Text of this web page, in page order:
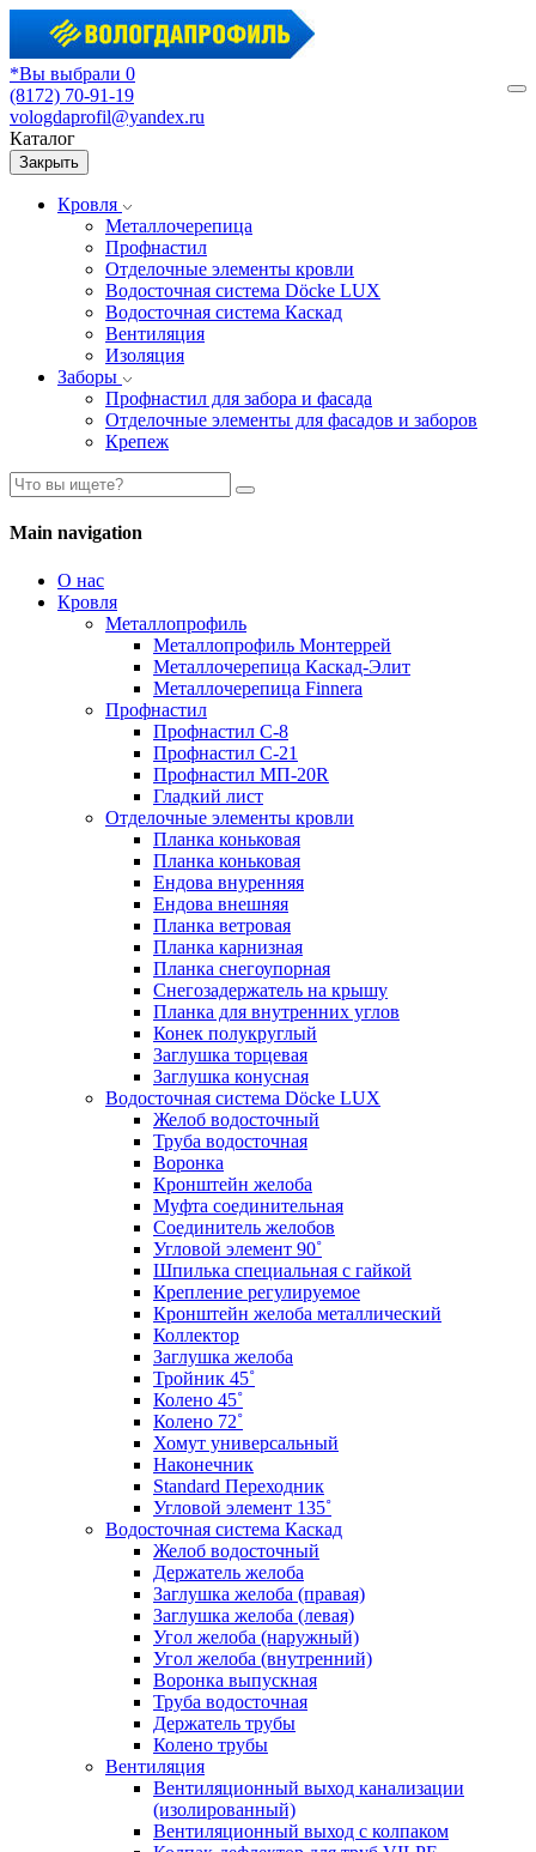
*Вы выбрали 0
(8172) 70-91-19
vologdaprofil@yandex.ru
Каталог
Закрыть
Кровля
Металлочерепица
Профнастил
Отделочные элементы кровли
Водосточная система Döcke LUX
Водосточная система Каскад
Вентиляция
Изоляция
Заборы
Профнастил для забора и фасада
Отделочные элементы для фасадов и заборов
Крепеж
Main navigation
О нас
Кровля
Металлопрофиль
Металлопрофиль Монтеррей
Металлочерепица Каскад-Элит
Металлочерепица Finnera
Профнастил
Профнастил С-8
Профнастил С-21
Профнастил МП-20R
Гладкий лист
Отделочные элементы кровли
Планка коньковая
Планка коньковая
Ендова внуренняя
Ендова внешняя
Планка ветровая
Планка карнизная
Планка снегоупорная
Снегозадержатель на крышу
Планка для внутренних углов
Конек полукруглый
Заглушка торцевая
Заглушка конусная
Водосточная система Döcke LUX
Желоб водосточный
Труба водосточная
Воронка
Кронштейн желоба
Муфта соединительная
Соединитель желобов
Угловой элемент 90˚
Шпилька специальная с гайкой
Крепление регулируемое
Кронштейн желоба металлический
Коллектор
Заглушка желоба
Тройник 45˚
Колено 45˚
Колено 72˚
Хомут универсальный
Наконечник
Standard Переходник
Угловой элемент 135˚
Водосточная система Каскад
Желоб водосточный
Держатель желоба
Заглушка желоба (правая)
Заглушка желоба (левая)
Угол желоба (наружный)
Угол желоба (внутренний)
Воронка выпускная
Труба водосточная
Держатель трубы
Колено трубы
Вентиляция
Вентиляционный выход канализации
(изолированный)
Вентиляционный выход с колпаком